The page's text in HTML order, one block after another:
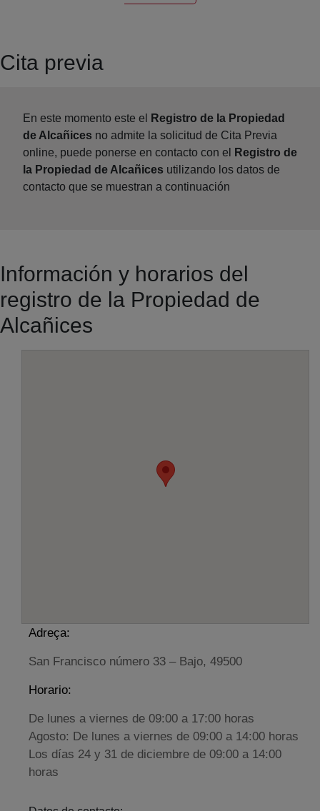
Cita previa
En este momento este el
Registro de la Propiedad
de Alcañices no admite la solicitud de Cita Previa
online, puede ponerse en contacto con el
Registro de
la Propiedad de Alcañices utilizando los datos de
contacto que se muestran a continuación
Información y horarios del
registro de la Propiedad de
Alcañices
Adreça:
San Francisco número 33 – Bajo, 49500
Horario:
De lunes a viernes de 09:00 a 17:00 horas
Agosto: De lunes a viernes de 09:00 a 14:00 horas
Los días 24 y 31 de diciembre de 09:00 a 14:00
horas